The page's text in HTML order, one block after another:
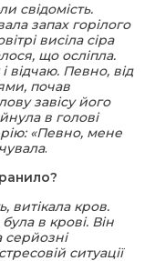
свідомість.
запах горілого
висіла сіра
що осліпла.
відчаю. Певно, від
почав
завісу його
в голові
«Певно, мене
.
кров.
в крові. Він
ситуації